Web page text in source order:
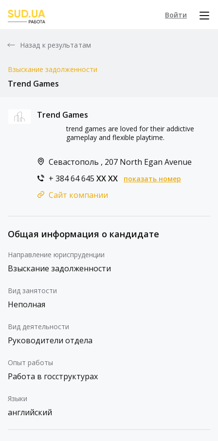
Войти
Назад к результатам
Взыскание задолженности
Trend Games
Trend Games
trend games are loved for their addictive
gameplay and flexible playtime.
Севастополь , 207 North Egan Avenue
+ 384 64 645 XX XX показать номер
Сайт компании
Общая информация о кандидате
Направление юриспруденции
Взыскание задолженности
Вид занятости
Неполная
Вид деятельности
Руководители отдела
Опыт работы
Работа в госструктурах
Языки
английский